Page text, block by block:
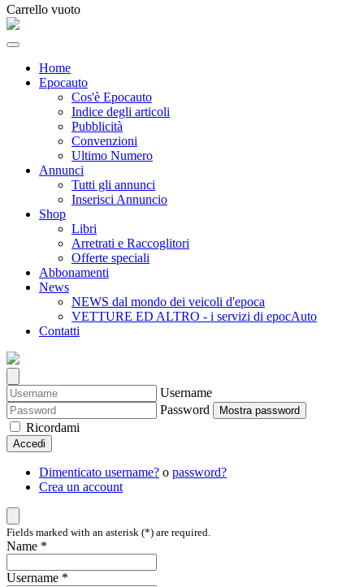
Carrello vuoto
Home
Epocauto
Cos'è Epocauto
Indice degli articoli
Pubblicità
Convenzioni
Ultimo Numero
Annunci
Tutti gli annunci
Inserisci Annuncio
Shop
Libri
Arretrati e Raccoglitori
Offerte speciali
Abbonamenti
News
NEWS dal mondo dei veicoli d'epoca
VETTURE ED ALTRO - i servizi di epocAuto
Contatti
Username
Password
Mostra password
Ricordami
Accedi
Dimenticato username? o password?
Crea un account
Fields marked with an asterisk (*) are required.
Name *
Username *